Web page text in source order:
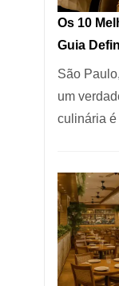
à
Os 10
Guia
São
um
culinária